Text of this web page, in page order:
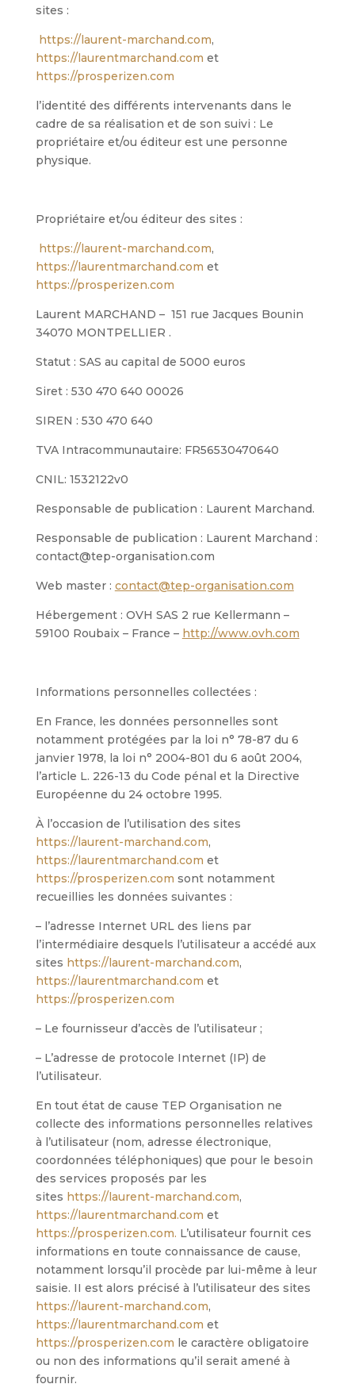
sites :
https://laurent-marchand.com,
https://laurentmarchand.com et
https://prosperizen.com
l’identité des différents intervenants dans le
cadre de sa réalisation et de son suivi : Le
propriétaire et/ou éditeur est une personne
physique.
Propriétaire et/ou éditeur des sites :
https://laurent-marchand.com,
https://laurentmarchand.com et
https://prosperizen.com
Laurent MARCHAND – 151 rue Jacques Bounin
34070 MONTPELLIER .
Statut : SAS au capital de 5000 euros
Siret : 530 470 640 00026
SIREN : 530 470 640
TVA Intracommunautaire: FR56530470640
CNIL: 1532122v0
Responsable de publication : Laurent Marchand.
Responsable de publication : Laurent Marchand :
contact@tep-organisation.com
Web master : contact@tep-organisation.com
Hébergement : OVH SAS 2 rue Kellermann –
59100 Roubaix – France – http://www.ovh.com
Informations personnelles collectées :
En France, les données personnelles sont
notamment protégées par la loi n° 78-87 du 6
janvier 1978, la loi n° 2004-801 du 6 août 2004,
l’article L. 226-13 du Code pénal et la Directive
Européenne du 24 octobre 1995.
À l’occasion de l’utilisation des sites
https://laurent-marchand.com,
https://laurentmarchand.com et
https://prosperizen.com sont notamment
recueillies les données suivantes :
– l’adresse Internet URL des liens par
l’intermédiaire desquels l’utilisateur a accédé aux
sites https://laurent-marchand.com,
https://laurentmarchand.com et
https://prosperizen.com
– Le fournisseur d’accès de l’utilisateur ;
– L’adresse de protocole Internet (IP) de
l’utilisateur.
En tout état de cause TEP Organisation ne
collecte des informations personnelles relatives
à l’utilisateur (nom, adresse électronique,
coordonnées téléphoniques) que pour le besoin
des services proposés par les
sites https://laurent-marchand.com,
https://laurentmarchand.com et
https://prosperizen.com. L’utilisateur fournit ces
informations en toute connaissance de cause,
notamment lorsqu’il procède par lui-même à leur
saisie. II est alors précisé à l’utilisateur des sites
https://laurent-marchand.com,
https://laurentmarchand.com et
https://prosperizen.com le caractère obligatoire
ou non des informations qu’il serait amené à
fournir.